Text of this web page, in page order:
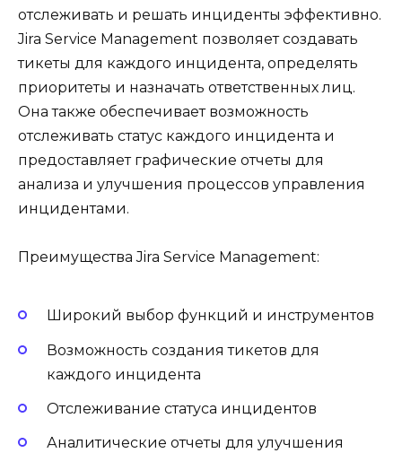
отслеживать и решать инциденты эффективно.
Jira Service Management позволяет создавать
тикеты для каждого инцидента, определять
приоритеты и назначать ответственных лиц.
Она также обеспечивает возможность
отслеживать статус каждого инцидента и
предоставляет графические отчеты для
анализа и улучшения процессов управления
инцидентами.
Преимущества Jira Service Management:
Широкий выбор функций и инструментов
Возможность создания тикетов для
каждого инцидента
Отслеживание статуса инцидентов
Аналитические отчеты для улучшения